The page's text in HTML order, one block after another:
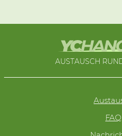
AUSTAUSCH
FAQ